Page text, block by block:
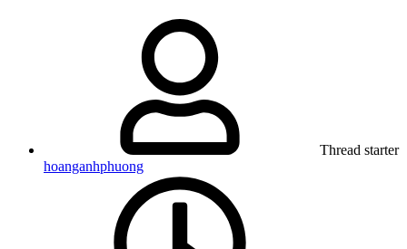
Thread starter
hoanganhphuong